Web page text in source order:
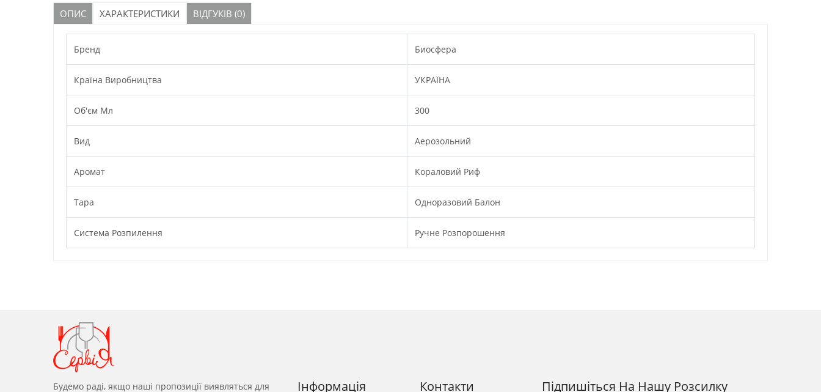
ОПИС ХАРАКТЕРИСТИКИ ВІДГУКІВ (0)
Бренд Биосфера
Країна Виробництва УКРАЇНА
Об'єм Мл 300
Вид Аерозольний
Аромат Кораловий Риф
Тара Одноразовий Балон
Система Розпилення Ручне Розпорошення
Будемо раді, якщо наші пропозиції виявляться для Інформація Контакти Підпишіться На Нашу Розсилку